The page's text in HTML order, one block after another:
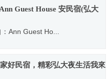
Guest House 安民宿(弘大
Ann Guest Ho...
好民宿，精彩弘大夜生活我來